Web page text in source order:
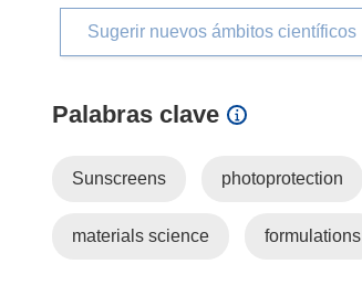
Sugerir nuevos ámbitos científicos
Palabras clave
Sunscreens photoprotection
materials science formulations